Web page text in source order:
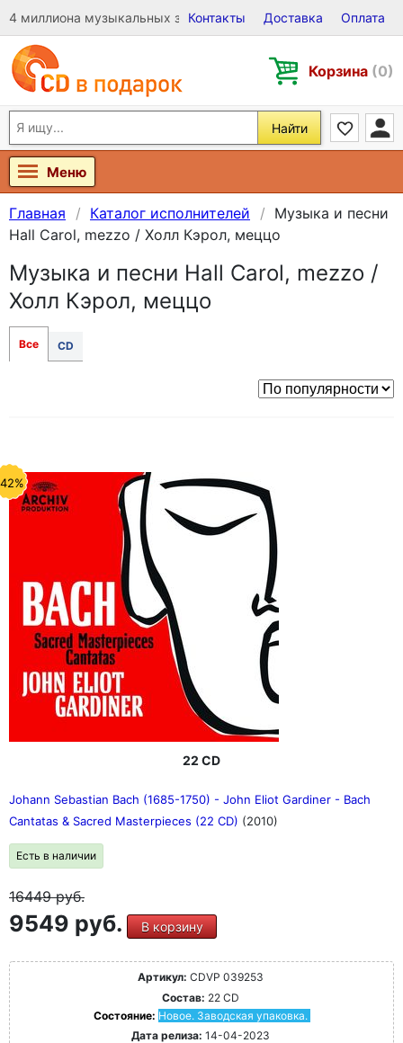
4 миллиона музыкальных записей на Виниле, CD и DVD
Контакты Доставка Оплата
Корзина (0)
Найти
Меню
Главная Каталог исполнителей
Музыка и песни
Hall Carol, mezzo / Холл Кэрол, меццо
Музыка и песни Hall Carol, mezzo /
Холл Кэрол, меццо
Все CD
22 CD
Johann Sebastian Bach (1685-1750) - John Eliot Gardiner - Bach
Cantatas & Sacred Masterpieces (22 CD) (2010)
Есть в наличии
16449руб.
9549 руб. В корзину
Артикул: CDVP 039253
Состав: 22 CD
Состояние: Новое. Заводская упаковка.
Дата релиза: 14-04-2023